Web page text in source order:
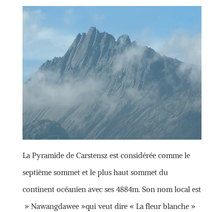
La Pyramide de Carstensz est considérée comme le
septième sommet et le plus haut sommet du
continent océanien avec ses 4884m. Son nom local est
» Nawangdawee »qui veut dire « La fleur blanche »